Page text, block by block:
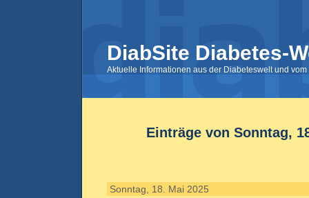
DiabSite Diabetes-
Aktuelle Informationen aus der Diabeteswelt und
Einträge von Sonntag,
Sonntag, 18. Mai 2025